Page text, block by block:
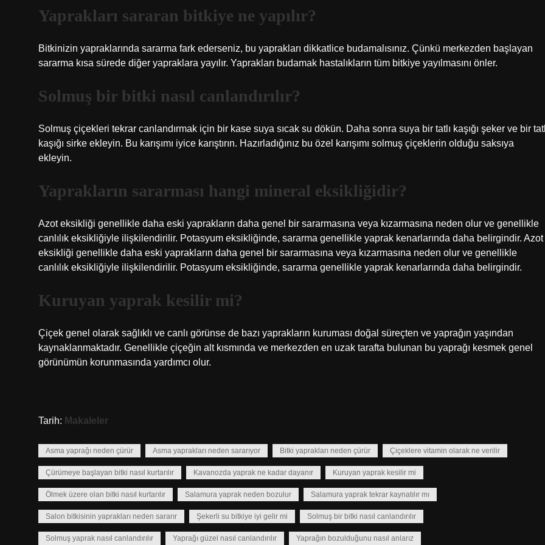
Yaprakları sararan bitkiye ne yapılır?
Bitkinizin yapraklarında sararma fark ederseniz, bu yaprakları dikkatlice budamalısınız. Çünkü merkezden başlayan
sararma kısa sürede diğer yapraklara yayılır. Yaprakları budamak hastalıkların tüm bitkiye yayılmasını önler.
Solmuş bir bitki nasıl canlandırılır?
Solmuş çiçekleri tekrar canlandırmak için bir kase suya sıcak su dökün. Daha sonra suya bir tatlı kaşığı şeker ve bir
kaşığı sirke ekleyin. Bu karışımı iyice karıştırın. Hazırladığınız bu özel karışımı solmuş çiçeklerin olduğu saksıya
ekleyin.
Yaprakların sararması hangi mineral eksikliğidir?
Azot eksikliği genellikle daha eski yaprakların daha genel bir sararmasına veya kızarmasına neden olur ve genellikle
canlılık eksikliğiyle ilişkilendirilir. Potasyum eksikliğinde, sararma genellikle yaprak kenarlarında daha belirgindir. Azot
eksikliği genellikle daha eski yaprakların daha genel bir sararmasına veya kızarmasına neden olur ve genellikle
canlılık eksikliğiyle ilişkilendirilir. Potasyum eksikliğinde, sararma genellikle yaprak kenarlarında daha belirgindir.
Kuruyan yaprak kesilir mi?
Çiçek genel olarak sağlıklı ve canlı görünse de bazı yaprakların kuruması doğal süreçten ve yaprağın yaşından
kaynaklanmaktadır. Genellikle çiçeğin alt kısmında ve merkezden en uzak tarafta bulunan bu yaprağı kesmek genel
görünümün korunmasında yardımcı olur.
Tarih: Makaleler
Asma yaprağı neden çürür Asma yaprakları neden sararıyor Bitki yaprakları neden çürür Çiçeklere vitamin olarak ne verilir
Çürümeye başlayan bitki nasıl kurtarılır Kavanozda yaprak ne kadar dayanır Kuruyan yaprak kesilir mi
Ölmek üzere olan bitki nasıl kurtarılır Salamura yaprak neden bozulur Salamura yaprak tekrar kaynatılır mı
Salon bitkisinin yaprakları neden sararır Şekerli su bitkiye iyi gelir mi Solmuş bir bitki nasıl canlandırılır
Solmuş yaprak nasıl canlandırılır Yaprağı güzel nasıl canlandırılır Yaprağın bozulduğunu nasıl anlarız